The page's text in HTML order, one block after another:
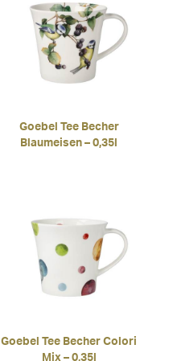
Goebel Tee Becher
Blaumeisen – 0,35l
Goebel Tee Becher Colori
Mix – 0,35l